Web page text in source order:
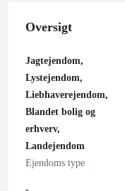
Oversigt
Jagtejendom,
Lystejendom,
Liebhaverejendom,
Blandet bolig og
erhverv,
Landejendom
Ejendoms type